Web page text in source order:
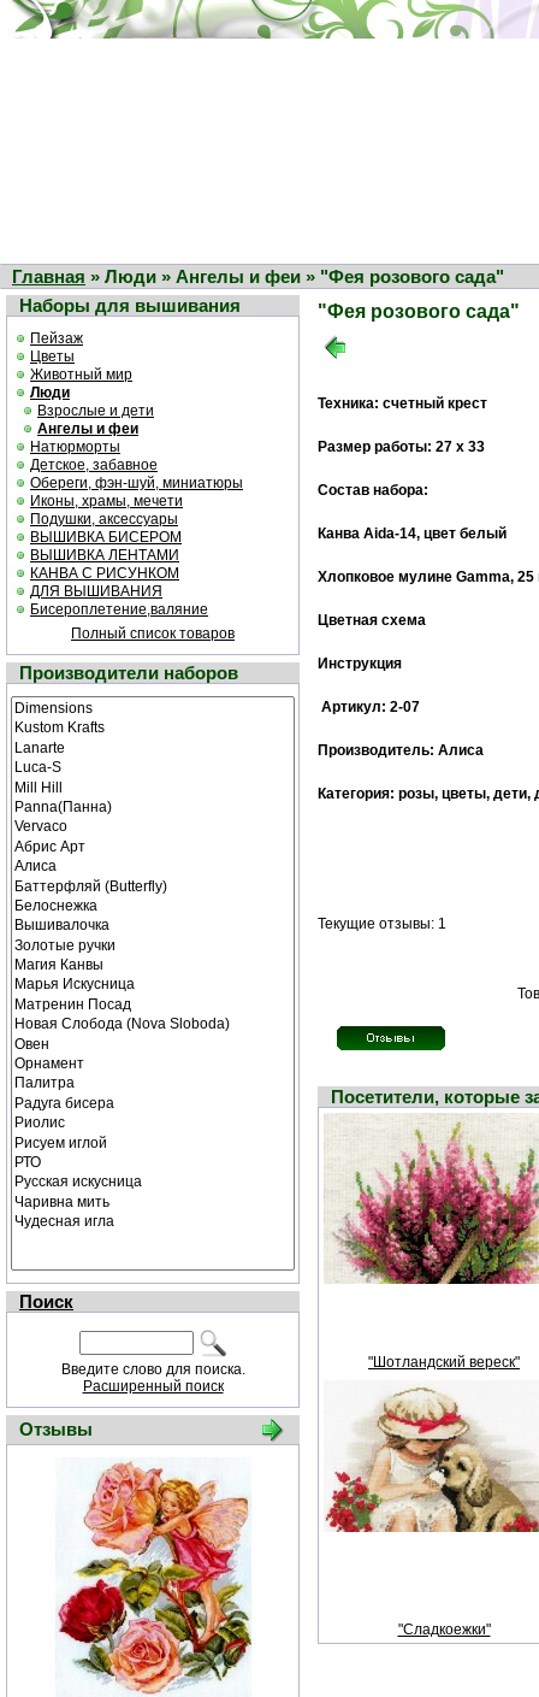
Главная » Люди » Ангелы и феи » "Фея розового сада"
Наборы для вышивания
Пейзаж
Цветы
Животный мир
Люди
Взрослые и дети
Ангелы и феи
Натюрморты
Детское, забавное
Обереги, фэн-шуй, миниатюры
Иконы, храмы, мечети
Подушки, аксессуары
ВЫШИВКА БИСЕРОМ
ВЫШИВКА ЛЕНТАМИ
КАНВА С РИСУНКОМ
ДЛЯ ВЫШИВАНИЯ
Бисероплетение,валяние
Полный список товаров
Производители наборов
Поиск
Введите слово для поиска.
Расширенный поиск
Отзывы
"Фея розового сада"
Техника: счетный крест
Размер работы: 27 х 33
Состав набора:
Канва Aida-14, цвет белый
Хлопковое мулине Gamma, 25
Цветная схема
Инструкция
Артикул: 2-07
Производитель: Алиса
Категория: розы, цветы, дети,
Текущие отзывы: 1
Посетители, которые
"Шотландский вереск"
"Сладкоежки"